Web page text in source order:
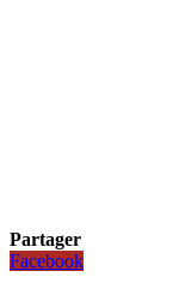
Partager
Facebook